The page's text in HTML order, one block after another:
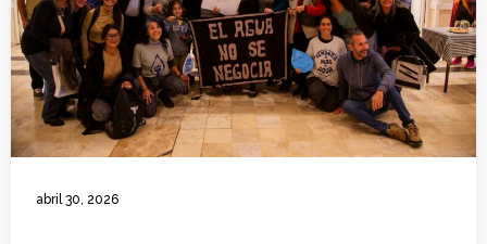
abril 30, 2026